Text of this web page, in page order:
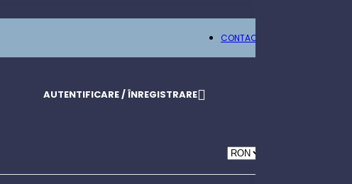
CONTACT
AUTENTIFICARE / ÎNREGISTRARE